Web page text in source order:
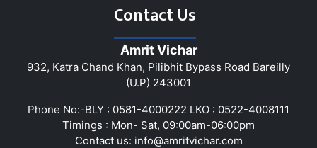
Contact Us
Amrit Vichar
932, Katra Chand Khan, Pilibhit Bypass Road Bareilly
(U.P) 243001
Phone No:-BLY : 0581-4000222 LKO : 0522-4008111
Timings : Mon- Sat, 09:00am-06:00pm
Contact us: info@amritvichar.com